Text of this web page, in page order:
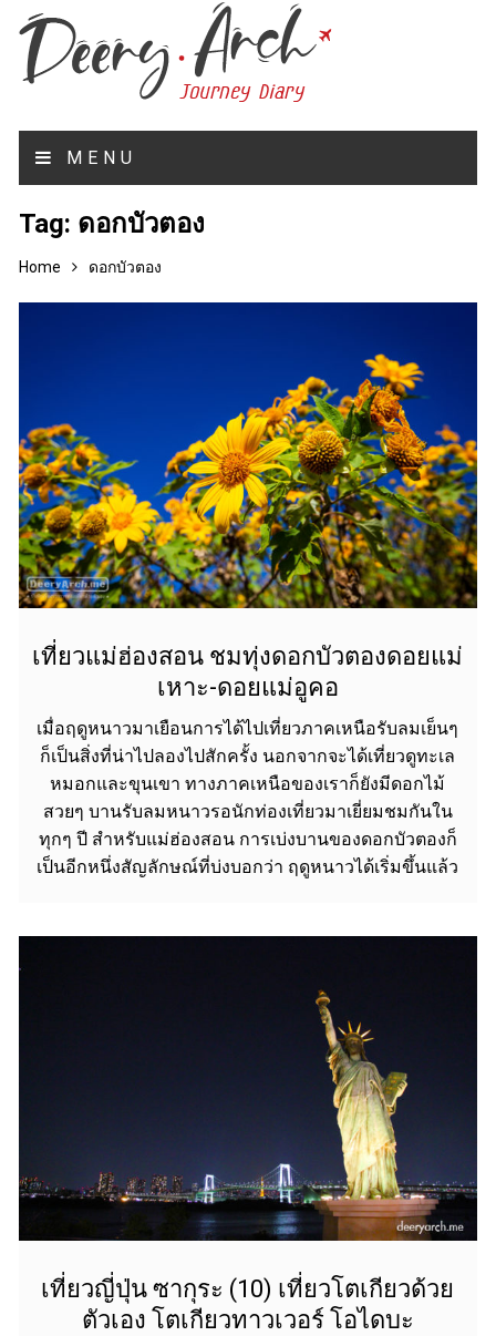
MENU
Tag: ดอกบัวตอง
Home ดอกบัวตอง
เที่ยวแม่ฮ่องสอน ชมทุ่งดอกบัวตองดอยแม่
เหาะ-ดอยแม่อูคอ
เมื่อฤดูหนาวมาเยือนการได้ไปเที่ยวภาคเหนือรับลมเย็นๆ
ก็เป็นสิ่งที่น่าไปลองไปสักครั้ง นอกจากจะได้เที่ยวดูทะเล
หมอกและขุนเขา ทางภาคเหนือของเราก็ยังมีดอกไม้
สวยๆ บานรับลมหนาวรอนักท่องเที่ยวมาเยี่ยมชมกันใน
ทุกๆ ปี สำหรับแม่ฮ่องสอน การเบ่งบานของดอกบัวตองก็
เป็นอีกหนึ่งสัญลักษณ์ที่บ่งบอกว่า ฤดูหนาวได้เริ่มขึ้นแล้ว
เที่ยวญี่ปุ่น ซากุระ (10) เที่ยวโตเกียวด้วย
ตัวเอง โตเกียวทาวเวอร์ โอไดบะ